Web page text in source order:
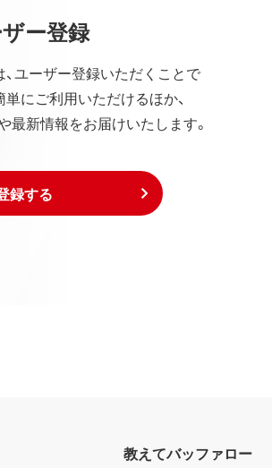
ー登録
ユーザー登録いただくことで
にご利用いただけるほか、
最新情報をお届けいたします。
録する
教えてバッファロー